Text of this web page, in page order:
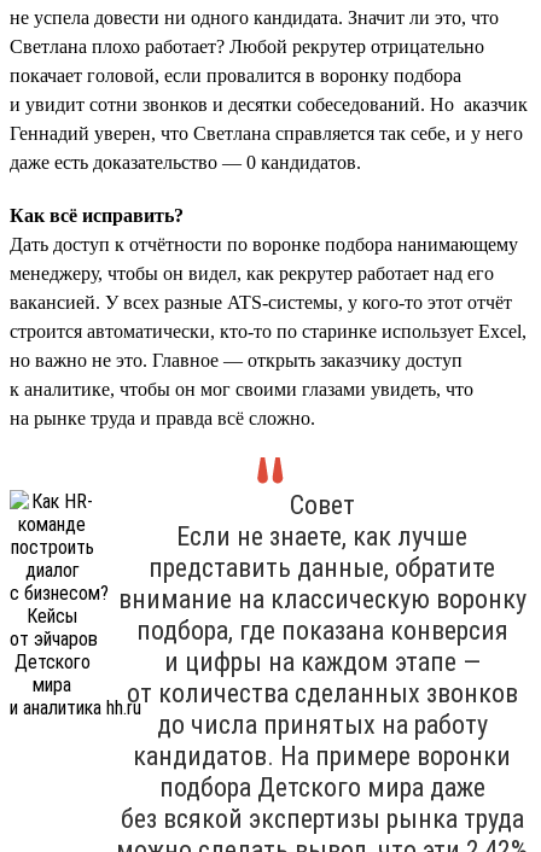
не успела довести ни одного кандидата. Значит ли это, что
Светлана плохо работает? Любой рекрутер отрицательно
покачает головой, если провалится в воронку подбора
и увидит сотни звонков и десятки собеседований. Но аказчик
Геннадий уверен, что Светлана справляется так себе, и у него
даже есть доказательство — 0 кандидатов.
Как всё исправить?
Дать доступ к отчётности по воронке подбора нанимающему
менеджеру, чтобы он видел, как рекрутер работает над его
вакансией. У всех разные ATS-системы, у кого-то этот отчёт
строится автоматически, кто-то по старинке использует Excel,
но важно не это. Главное — открыть заказчику доступ
к аналитике, чтобы он мог своими глазами увидеть, что
на рынке труда и правда всё сложно.
Совет
Если не знаете, как лучше
представить данные, обратите
внимание на классическую воронку
подбора, где показана конверсия
и цифры на каждом этапе —
от количества сделанных звонков
до числа принятых на работу
кандидатов. На примере воронки
подбора Детского мира даже
без всякой экспертизы рынка труда